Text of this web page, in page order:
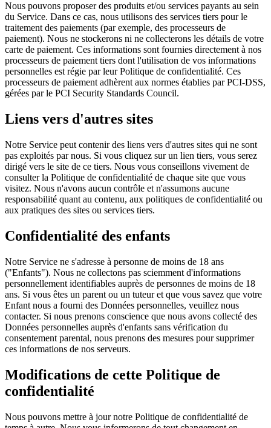
Nous pouvons proposer des produits et/ou services payants au sein
du Service. Dans ce cas, nous utilisons des services tiers pour le
traitement des paiements (par exemple, des processeurs de
paiement). Nous ne stockerons ni ne collecterons les détails de votre
carte de paiement. Ces informations sont fournies directement à nos
processeurs de paiement tiers dont l'utilisation de vos informations
personnelles est régie par leur Politique de confidentialité. Ces
processeurs de paiement adhèrent aux normes établies par PCI-DSS,
gérées par le PCI Security Standards Council.
Liens vers d'autres sites
Notre Service peut contenir des liens vers d'autres sites qui ne sont
pas exploités par nous. Si vous cliquez sur un lien tiers, vous serez
dirigé vers le site de ce tiers. Nous vous conseillons vivement de
consulter la Politique de confidentialité de chaque site que vous
visitez. Nous n'avons aucun contrôle et n'assumons aucune
responsabilité quant au contenu, aux politiques de confidentialité ou
aux pratiques des sites ou services tiers.
Confidentialité des enfants
Notre Service ne s'adresse à personne de moins de 18 ans
("Enfants"). Nous ne collectons pas sciemment d'informations
personnellement identifiables auprès de personnes de moins de 18
ans. Si vous êtes un parent ou un tuteur et que vous savez que votre
Enfant nous a fourni des Données personnelles, veuillez nous
contacter. Si nous prenons conscience que nous avons collecté des
Données personnelles auprès d'enfants sans vérification du
consentement parental, nous prenons des mesures pour supprimer
ces informations de nos serveurs.
Modifications de cette Politique de
confidentialité
Nous pouvons mettre à jour notre Politique de confidentialité de